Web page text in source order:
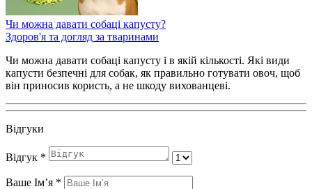
Чи можна давати собаці капусту?
Здоров'я та догляд за тваринами
Чи можна давати собаці капусту і в якій кількості. Які види
капусти безпечні для собак, як правильно готувати овоч, щоб
він приносив користь, а не шкоду вихованцеві.
Відгуки
Відгук *
Ваше Імʼя *